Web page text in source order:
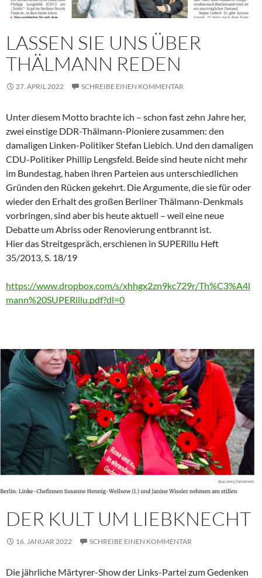
LASSEN SIE UNS ÜBER
THÄLMANN REDEN
27. APRIL 2022 SCHREIBE EINEN KOMMENTAR
Unter diesem Motto brachte ich – schon fast zehn Jahre her,
zwei einstige DDR-Thälmann-Pioniere zusammen: den
damaligen Linken-Politiker Stefan Liebich. Und den damaligen
CDU-Politiker Phillip Lengsfeld. Beide sind heute nicht mehr
im Bundestag, haben ihren Parteien aus unterschiedlichen
Gründen den Rücken gekehrt. Die Argumente, die sie für oder
wieder den Erhalt des großen Berliner Thälmann-Denkmals
vorbringen, sind aber bis heute aktuell – weil eine neue
Debatte um Abriss oder Renovierung entbrannt ist.
Hier das Streitgespräch, erschienen in SUPERillu Heft
35/2013, S. 18/19
https://www.dropbox.com/s/xhhgx2zn9kc729r/Th%C3%A4l
mann%20SUPERillu.pdf?dl=0
DER KULT UM LIEBKNECHT
16. JANUAR 2022 SCHREIBE EINEN KOMMENTAR
Die jährliche Märtyrer-Show der Links-Partei zum Gedenken